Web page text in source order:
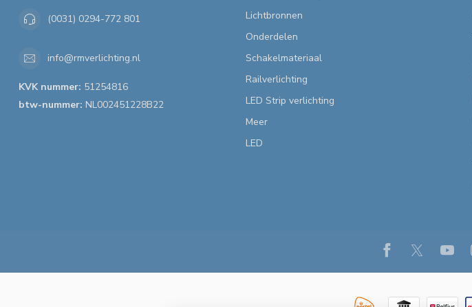
(0031) 0294-772 801
info@rmverlichting.nl
KVK nummer: 51254816
btw-nummer: NL002451228B22
Lichtbronnen
Onderdelen
Schakelmateriaal
Railverlichting
LED Strip verlichting
Meer
LED